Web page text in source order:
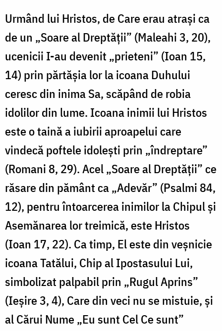
Urmând lui Hristos, de Care erau atrași ca
de un „Soare al Dreptății” (Maleahi 3, 20),
ucenicii I-au devenit „prieteni” (Ioan 15,
14) prin părtășia lor la icoana Duhului
ceresc din inima Sa, scăpând de robia
idolilor din lume. Icoana inimii lui Hristos
este o taină a iubirii aproapelui care
vindecă poftele idolești prin „îndreptare”
(Romani 8, 29). Acel „Soare al Dreptății” ce
răsare din pământ ca „Adevăr” (Psalmi 84,
12), pentru întoarcerea inimilor la Chipul și
Asemănarea lor treimică, este Hristos
(Ioan 17, 22). Ca timp, El este din veșnicie
icoana Tatălui, Chip al Ipostasului Lui,
simbolizat palpabil prin „Rugul Aprins”
(Ieșire 3, 4), Care din veci nu se mistuie, și
al Cărui Nume „Eu sunt Cel Ce sunt”